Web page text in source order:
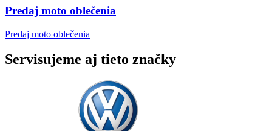
Predaj moto oblečenia
Predaj moto oblečenia
Servisujeme aj tieto značky